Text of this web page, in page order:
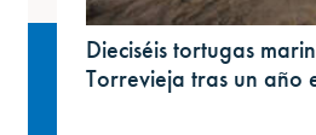
Dieciséis tortugas
Torrevieja tras un año